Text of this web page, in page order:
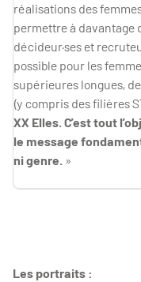
réalisations des
permettre à davantage
décideur·ses et
possible pour les
supérieures longues,
(y compris des filières
XX Elles. C’est tout
le message
ni genre. »
Les portraits :